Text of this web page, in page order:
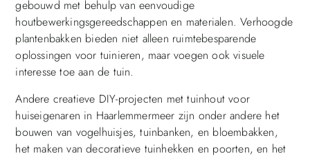
gebouwd met behulp van eenvoudige
houtbewerkingsgereedschappen en materialen. Verhoogde
plantenbakken bieden niet alleen ruimtebesparende
oplossingen voor tuinieren, maar voegen ook visuele
interesse toe aan de tuin.
Andere creatieve DIY-projecten met tuinhout voor
huiseigenaren in Haarlemmermeer zijn onder andere het
bouwen van vogelhuisjes, tuinbanken, en bloembakken,
het maken van decoratieve tuinhekken en poorten, en het